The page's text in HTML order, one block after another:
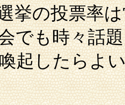
挙の投票率
でも時々話
起したらよ